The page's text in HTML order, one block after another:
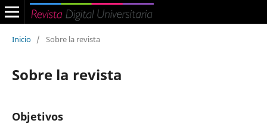
Inicio / Sobre la revista
Sobre la revista
Objetivos